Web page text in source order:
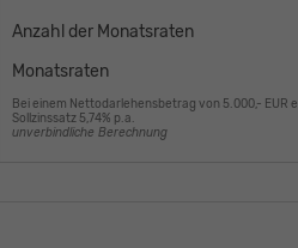
Anzahl der Monatsraten
Monatsraten
Bei einem Nettodarlehensbetrag von 5.000,- EUR
Sollzinssatz 5,74% p.a.
unverbindliche Berechnung